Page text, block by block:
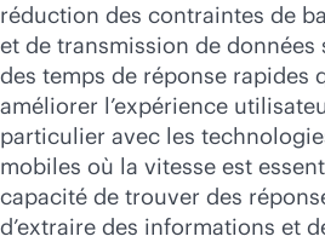
réduction des contraintes de
et de transmission de données
des temps de réponse rapides
améliorer l’expérience
particulier avec les
mobiles où la vitesse est
capacité de trouver des
d’extraire des informations et